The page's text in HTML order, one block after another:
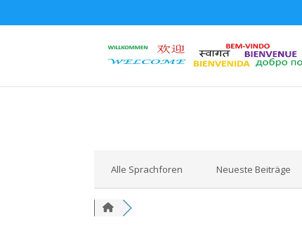
Alle Sprachforen Neueste Beiträge